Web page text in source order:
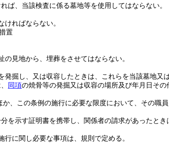
ば、当該検査に係る墓地等を使用してはならない。
ればならない。
置
見地から、埋葬をさせてはならない。
掘し、又は収容したときは、これらを当該墓地又
同項の焼骨等の発掘又は収容の場所及び年月日そ
、この条例の施行に必要な限度において、その職
を示す証明書を携帯し、関係者の請求があったとき
に関し必要な事項は、規則で定める。